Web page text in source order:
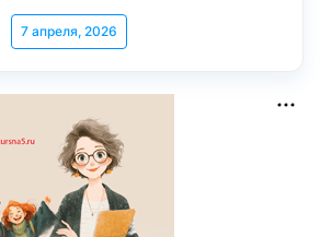
7 апреля, 2026